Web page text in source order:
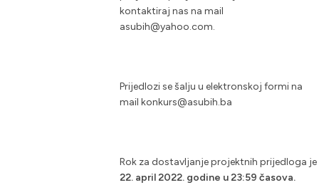
kontaktiraj nas na mail
asubih@yahoo.com.
Prijedlozi se šalju u elektronskoj formi na
mail konkurs@asubih.ba
Rok za dostavljanje projektnih prijedloga je
22. april 2022. godine u 23:59 časova.